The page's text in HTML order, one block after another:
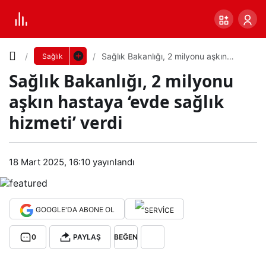
Sağlık
Sağlık Bakanlığı, 2 milyonu aşkın
Sağlık Bakanlığı, 2 milyonu
aşkın hastaya ‘evde sağlık
hizmeti’ verdi
18 Mart 2025, 16:10 yayınlandı
GOOGLE'DA ABONE OL
0 PAYLAŞ BEĞEN
Sağl
Bak
anlı
Boyutunu
Ayarla
Varsayılana
0 PAYLAŞ